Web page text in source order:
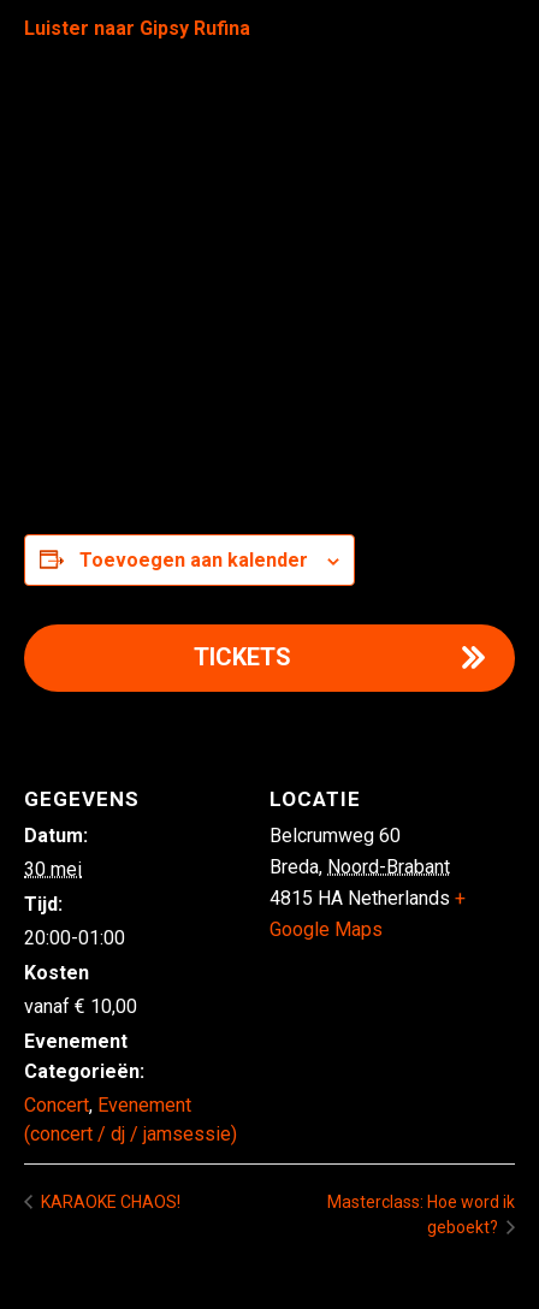
Luister naar Gipsy Rufina
Toevoegen aan kalender
TICKETS
GEGEVENS
Datum:
30 mei
Tijd:
20:00-01:00
Kosten
10,00
Evenement
Categorieën:
Concert, Evenement
(concert / dj / jamsessie)
LOCATIE
Belcrumweg 60
Breda, Noord-Brabant
4815 HA Netherlands +
Google Maps
KARAOKE CHAOS!
Masterclass: Hoe word ik
geboekt?